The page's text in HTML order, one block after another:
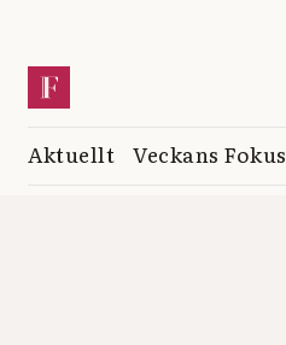
Aktuellt Veckans Fokus